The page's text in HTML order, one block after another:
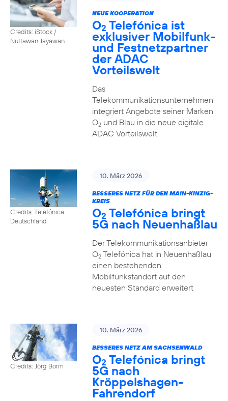
Credits: iStock /
Nuttawan Jayawan
NEUE KOOPERATION
O2 Telefónica ist
exklusiver Mobilfunk-
und Festnetzpartner
der ADAC
Vorteilswelt
Das
Telekommunikationsunternehmen
integriert Angebote seiner Marken
O2und Blau in die neue digitale
ADAC Vorteilswelt
Credits: Telefónica
Deutschland
10. März 2026
BESSERES NETZ FÜR DEN MAIN-KINZIG-
KREIS
O2 Telefónica bringt
5G nach Neuenhaßlau
Der Telekommunikationsanbieter
O2Telefónica hat in Neuenhaßlau
einen bestehenden
Mobilfunkstandort auf den
neuesten Standard erweitert
Credits: Jörg Borm
10. März 2026
BESSERES NETZ AM SACHSENWALD
O2 Telefónica bringt
5G nach
Kröppelshagen-
Fahrendorf